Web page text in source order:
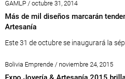
GAMLP / octubre 31, 2014
Más de mil diseños marcarán
Artesanía
Este 31 de octubre se inaugurará la
Bolivia Emprende / noviembre 24, 2015